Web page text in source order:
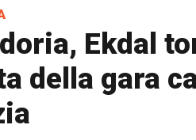
Ekdal
della gara